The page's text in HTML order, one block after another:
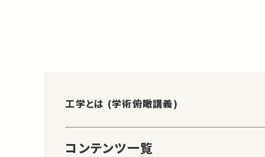
工学とは (学術俯瞰講義)
コンテンツ一覧